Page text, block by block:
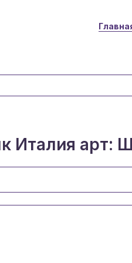
Италия арт: